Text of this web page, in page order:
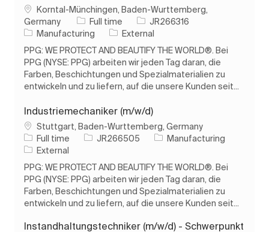
Location
Korntal-Münchingen, Baden-Wurttemberg,
Germany
Job Type
Full time Job IdJR266316
Category
Manufacturing
External
PPG: WE PROTECT AND BEAUTIFY THE WORLD®. Bei
PPG (NYSE: PPG) arbeiten wir jeden Tag daran, die
Farben, Beschichtungen und Spezialmaterialien zu
entwickeln und zu liefern, auf die unsere Kunden seit...
Industriemechaniker (m/w/d)
Location
Stuttgart, Baden-Wurttemberg, Germany
Job Type
Full time Job IdJR266505 Category
Manufacturing
External
PPG: WE PROTECT AND BEAUTIFY THE WORLD®. Bei
PPG (NYSE: PPG) arbeiten wir jeden Tag daran, die
Farben, Beschichtungen und Spezialmaterialien zu
entwickeln und zu liefern, auf die unsere Kunden seit...
Instandhaltungstechniker (m/w/d) - Schwerpunkt